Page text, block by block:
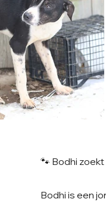
🐾 Bodhi
Bodhi is een